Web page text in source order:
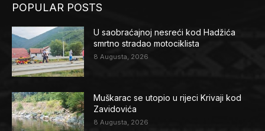
POPULAR POSTS
U saobraćajnoj nesreći kod Hadžića
smrtno stradao motociklista
8 Augusta, 2026
Muškarac se utopio u rijeci Krivaji kod
Zavidovića
8 Augusta, 2026